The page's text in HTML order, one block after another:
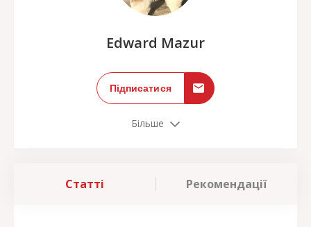
Edward Mazur
Підписатися
Більше
Статті Рекомендації